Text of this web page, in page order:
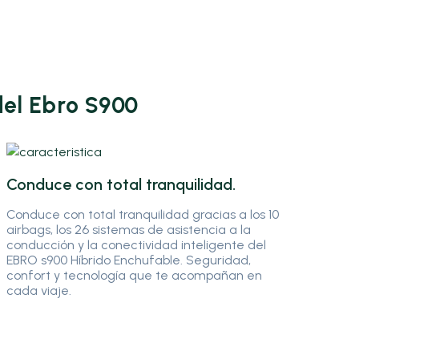
Ebro S900
Conduce con total tranquilidad.
Conduce con total tranquilidad gracias a los 10
airbags, los 26 sistemas de asistencia a la
conducción y la conectividad inteligente del
EBRO s900 Híbrido Enchufable. Seguridad,
confort y tecnología que te acompañan en
cada viaje.